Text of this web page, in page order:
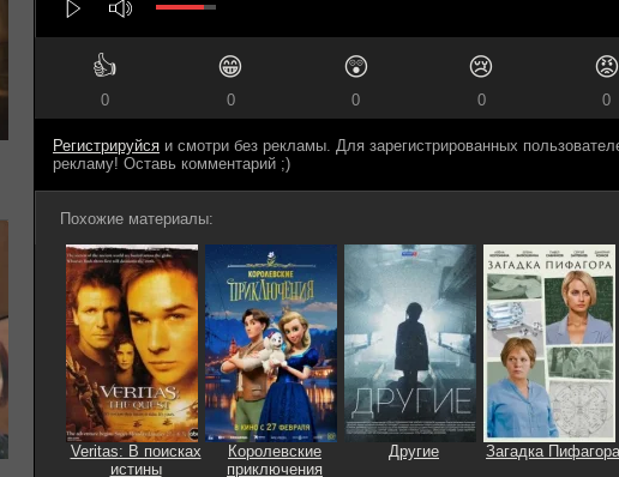
👍
0
😁
0
😲
0
😢
0
😡
0
Регистрируйся и смотри без рекламы. Для зарегистрированных
рекламу! Оставь комментарий ;)
Похожие материалы:
Veritas: В поисках
истины
Королевские
приключения
Другие Загадка Пифагора